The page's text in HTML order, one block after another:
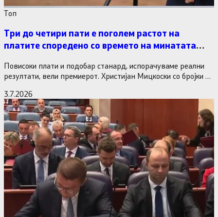
Tоп
Три до четири пати е поголем растот на
платите споредено со времето на минатата
Повисоки плати и подобар станард, испорачуваме реални
резултати, вели премиерот. Христијан Мицкоски со бројки и
3.7.2026